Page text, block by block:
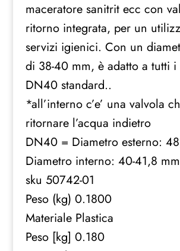
RICAMBIO
quantità
maceratore sanitrit ecc con
ritorno integrata, per un
servizi igienici. Con un
di 38-40 mm, è adatto a tutti
DN40 standard..
*all’interno c’e’ una valvola
ritornare l’acqua indietro
DN40 = Diametro esterno:
Diametro interno: 40-41,8
sku 50742-01
Peso (kg) 0.1800
Materiale Plastica
Peso [kg] 0.180